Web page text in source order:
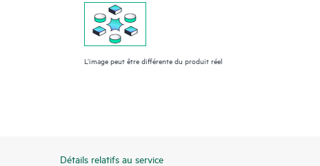
L’image peut être différente du produit réel
Détails relatifs au service